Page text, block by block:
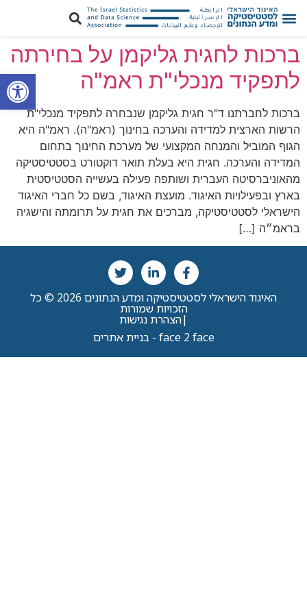
פתח
ברכות לחגית גליקמן על בחירתה
לתפקיד מנכלי"ת ראמ"ה
ברכות לחברתנו ד"ר חגית גליקמן שנבחרה לתפקיד מנכלי"ת
הרשות הארצית למדידה והערכה בחינוך (ראמ"ה). ראמ"ה היא
הגוף המוביל והמנחה המקצועי של מערכת החינוך בתחום
המדידה והערכה. חגית היא בעלת תואר דוקטורט בסטטיסטיקה
מהאוניברסיטה העברית ושותפה פעילה בעשייה הסטטיסטית
בארץ ובפעילויות האיגוד. מועצת האיגוד, בשם כל חברי האיגוד
הישראלי לסטטיסטיקה, מברכים את חגית על תרומתה והישגיה
בראמ״ה […]
האיגוד הישראלי לסטטיסטיקה ומדע הנתונים 2026 © כל
הזכויות שמורות
|הצהרת נגישות
face 2 face - בניית אתרים